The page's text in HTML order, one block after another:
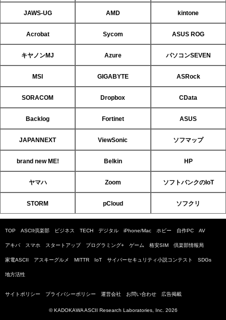
JAWS-UG AMD kintone
Acrobat Sycom ASUS ROG
キヤノンMJ Azure パソコンSEVEN
MSI GIGABYTE ASRock
SORACOM Dropbox CData
Backlog Fortinet ASUS
JAPANNEXT ViewSonic ソフマップ
brand new ME! Belkin HP
ヤマハ Zoom ソフトバンクのIoT
STORM pCloud ソフクリ
TOP ASCII倶楽部 ビジネス TECH デジタル iPhone/Mac ホビー 自作PC AV
アキバ スマホ スタートアップ プログラミング+ ゲーム 格安SIM 倶楽部情報局
家電ASCII アスキーグルメ MITTR IoT サイバーセキュリティ小説コンテスト SDGs
地方活性
サイトポリシー プライバシーポリシー 運営会社 お問い合わせ 広告掲載
© KADOKAWA ASCII Research Laboratories, Inc. 2026